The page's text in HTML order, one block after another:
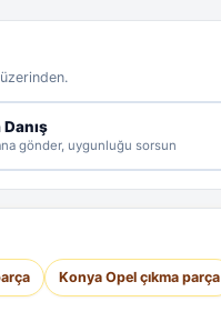
Konya Opel çıkma parça
gönder, uygunluğu sorsun